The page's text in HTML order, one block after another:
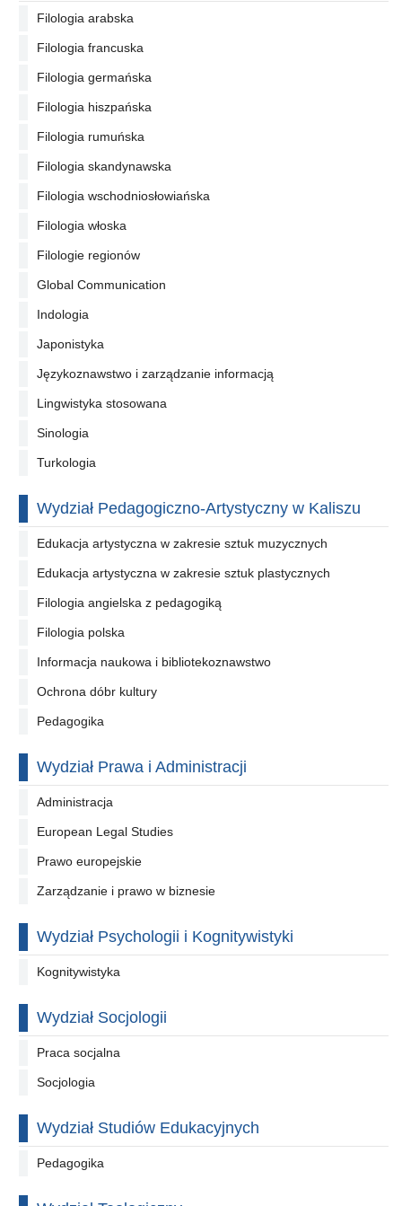
Filologia arabska
Filologia francuska
Filologia germańska
Filologia hiszpańska
Filologia rumuńska
Filologia skandynawska
Filologia wschodniosłowiańska
Filologia włoska
Filologie regionów
Global Communication
Indologia
Japonistyka
Językoznawstwo i zarządzanie informacją
Lingwistyka stosowana
Sinologia
Turkologia
Wydział Pedagogiczno-Artystyczny w Kaliszu
Edukacja artystyczna w zakresie sztuk muzycznych
Edukacja artystyczna w zakresie sztuk plastycznych
Filologia angielska z pedagogiką
Filologia polska
Informacja naukowa i bibliotekoznawstwo
Ochrona dóbr kultury
Pedagogika
Wydział Prawa i Administracji
Administracja
European Legal Studies
Prawo europejskie
Zarządzanie i prawo w biznesie
Wydział Psychologii i Kognitywistyki
Kognitywistyka
Wydział Socjologii
Praca socjalna
Socjologia
Wydział Studiów Edukacyjnych
Pedagogika